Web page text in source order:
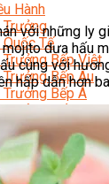
Hành
Trưởng
Tế
Bếp Việt
Bếp Âu
Bếp Á
Bếp Nhật
Trưởng Bếp Hoa
Hàn
với những ly
dưa hấu
cùng với
hấp dẫn hơn